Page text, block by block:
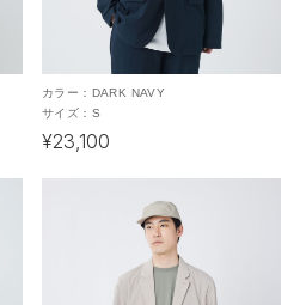
カラー： DARK NAVY
サイズ： S
¥23,100